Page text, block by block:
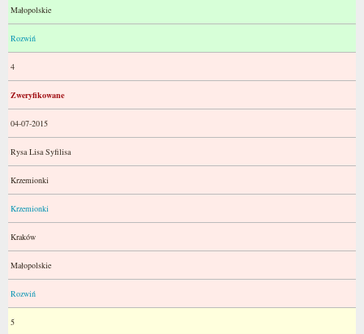
Małopolskie
Rozwiń
4
Zweryfikowane
04-07-2015
Rysa Lisa Syfilisa
Krzemionki
Krzemionki
Kraków
Małopolskie
Rozwiń
5